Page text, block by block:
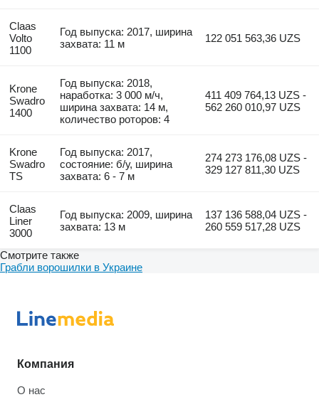
Claas
Volto
1100
Год выпуска: 2017, ширина
захвата: 11 м
122 051 563,36 UZS
Krone
Swadro
1400
Год выпуска: 2018,
наработка: 3 000 м/ч,
ширина захвата: 14 м,
количество роторов: 4
411 409 764,13 UZS -
562 260 010,97 UZS
Krone
Swadro
TS
Год выпуска: 2017,
состояние: б/у, ширина
захвата: 6 - 7 м
274 273 176,08 UZS -
329 127 811,30 UZS
Claas
Liner
3000
Год выпуска: 2009, ширина
захвата: 13 м
137 136 588,04 UZS -
260 559 517,28 UZS
Смотрите также
Грабли ворошилки в Украине
Компания
О нас